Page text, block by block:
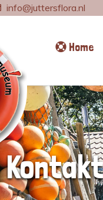
info@juttersflora.nl
Home
Kontakt